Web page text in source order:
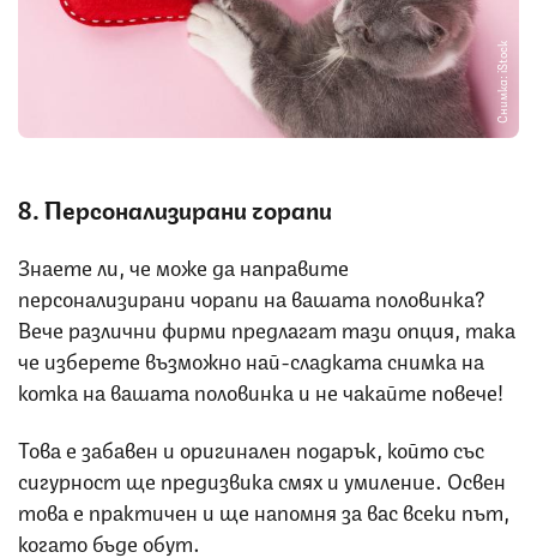
Снимка: iStock
8. Персонализирани чорапи
Знаете ли, че може да направите
персонализирани чорапи на вашата половинка?
Вече различни фирми предлагат тази опция, така
че изберете възможно най-сладката снимка на
котка на вашата половинка и не чакайте повече!
Това е забавен и оригинален подарък, който със
сигурност ще предизвика смях и умиление. Освен
това е практичен и ще напомня за вас всеки път,
когато бъде обут.